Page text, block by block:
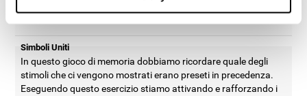
Simboli Uniti
In questo gioco di memoria dobbiamo ricordare quale degli
stimoli che ci vengono mostrati erano preseti in precedenza.
Eseguendo questo esercizio stiamo attivando e rafforzando i